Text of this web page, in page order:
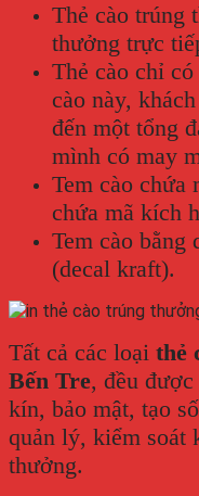
Thẻ cào trúng
thưởng trực
Thẻ cào chỉ
cào này,
đến một tổng
mình có may
Tem cào chứa
chứa mã kích
Tem cào bằng
(decal kraft).
Tất cả các loại thẻ
Bến Tre, đều
kín, bảo mật, tạo
quản lý, kiểm soát
thưởng.